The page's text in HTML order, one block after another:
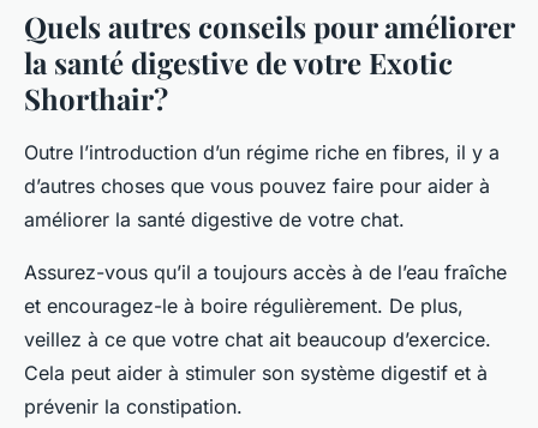
Quels autres conseils pour améliorer
la santé digestive de votre Exotic
Shorthair?
Outre l’introduction d’un régime riche en fibres, il y a
d’autres choses que vous pouvez faire pour aider à
améliorer la santé digestive de votre chat.
Assurez-vous qu’il a toujours accès à de l’eau fraîche
et encouragez-le à boire régulièrement. De plus,
veillez à ce que votre chat ait beaucoup d’exercice.
Cela peut aider à stimuler son système digestif et à
prévenir la constipation.